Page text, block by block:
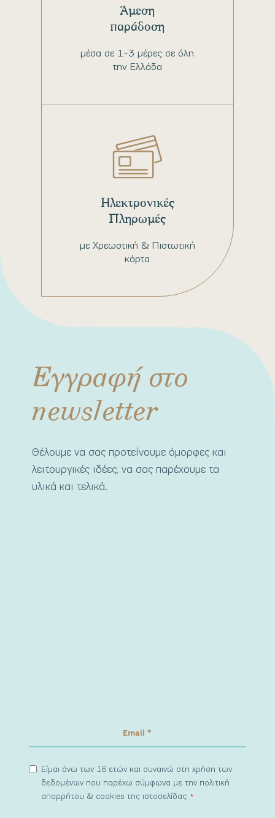
μέσα σε 1-3 μέρες σε όλη
την Ελλάδα
Άμεση
παράδοση
με Χρεωστική & Πιστωτική
κάρτα
Ηλεκτρονικές
Πληρωμές
Εγγραφή στο
newsletter
Θέλουμε να σας προτείνουμε όμορφες και
λειτουργικές ιδέες, να σας παρέχουμε τα
υλικά και τελικά.
Είμαι άνω των 16 ετών και συναινώ στη χρήση των
δεδομένων που παρέχω σύμφωνα με την πολιτική
απορρήτου & cookies της ιστοσελίδας.*